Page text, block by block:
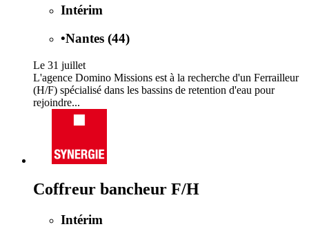
Intérim
•Nantes (44)
Le 31 juillet
L'agence Domino Missions est à la recherche d'un Ferrailleur
(H/F) spécialisé dans les bassins de retention d'eau pour
rejoindre...
Coffreur bancheur F/H
Intérim